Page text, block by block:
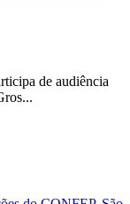
de audiência